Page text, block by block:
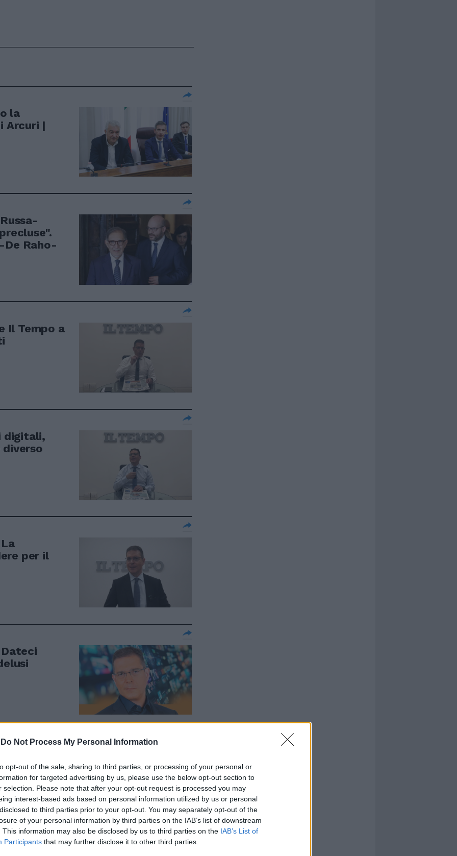
Do Not Process My Personal Information
opt-out of the sale, sharing to third parties, or processing of your personal or
for targeted advertising by us, please use the below opt-out section to
selection. Please note that after your opt-out request is processed you may
interest-based ads based on personal information utilized by us or personal
to third parties prior to your opt-out. You may separately opt-out of the
of your personal information by third parties on the IAB’s list of downstream
This information may also be disclosed by us to third parties on the IAB’s List of
Participants that may further disclose it to other third parties.
la
Arcuri |
Raho-
Il Tempo a
digitali,
diverso
per il
è